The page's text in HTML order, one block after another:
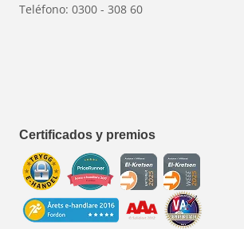
Teléfono: 0300 - 308 60
Certificados y premios